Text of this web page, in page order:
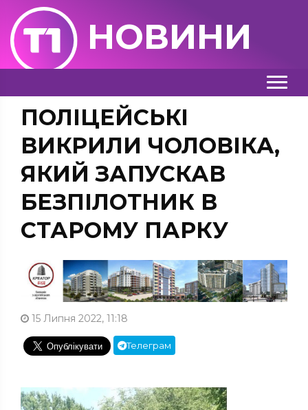
НОВИНИ
ПОЛІЦЕЙСЬКІ
ВИКРИЛИ ЧОЛОВІКА,
ЯКИЙ ЗАПУСКАВ
БЕЗПІЛОТНИК В
СТАРОМУ ПАРКУ
15 Липня 2022, 11:18
Телеграм